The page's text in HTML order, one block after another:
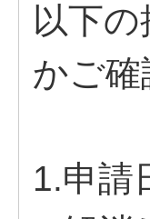
以下
かご確
1.申請